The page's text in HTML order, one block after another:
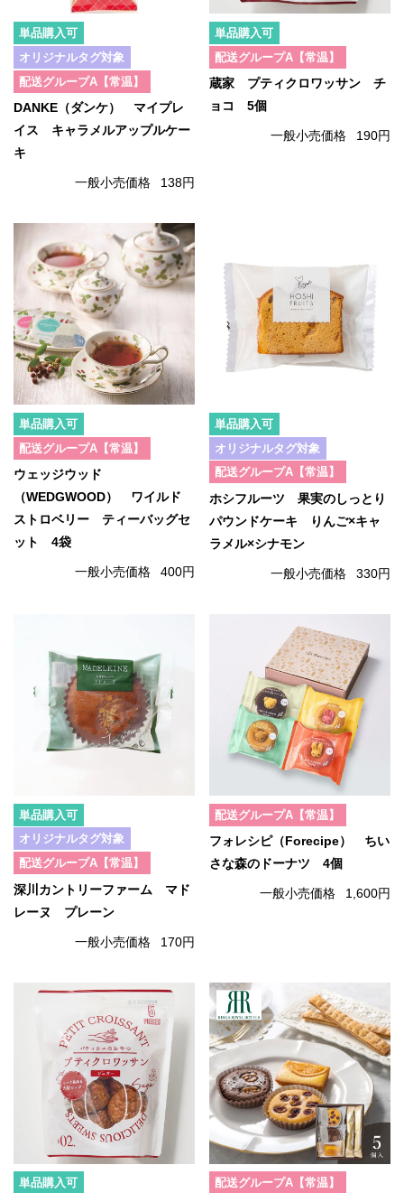
単品購入可
オリジナルタグ対象
配送グループA【常温】
DANKE（ダンケ） マイプレ
イス キャラメルアップルケー
キ
一般小売価格 138円
単品購入可
配送グループA【常温】
蔵家 プティクロワッサン チ
ョコ 5個
一般小売価格 190円
単品購入可
配送グループA【常温】
ウェッジウッド
（WEDGWOOD） ワイルド
ストロベリー ティーバッグセ
ット 4袋
一般小売価格 400円
単品購入可
オリジナルタグ対象
配送グループA【常温】
ホシフルーツ 果実のしっとり
パウンドケーキ りんご×キャ
ラメル×シナモン
一般小売価格 330円
単品購入可
オリジナルタグ対象
配送グループA【常温】
深川カントリーファーム マド
レーヌ プレーン
一般小売価格 170円
配送グループA【常温】
フォレシピ（Forecipe） ちい
さな森のドーナツ 4個
一般小売価格 1,600円
単品購入可
配送グループA【常温】